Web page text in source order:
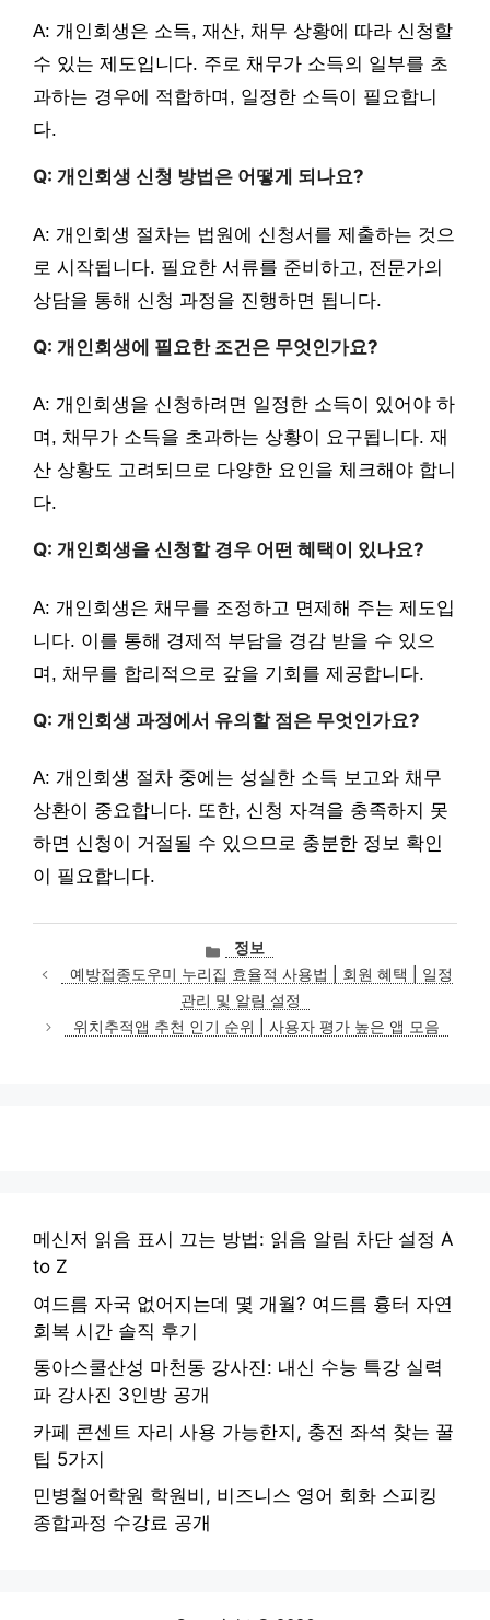
A: 개인회생은 소득, 재산, 채무 상황에 따라 신청할
수 있는 제도입니다. 주로 채무가 소득의 일부를 초
과하는 경우에 적합하며, 일정한 소득이 필요합니
다.
Q: 개인회생 신청 방법은 어떻게 되나요?
A: 개인회생 절차는 법원에 신청서를 제출하는 것으
로 시작됩니다. 필요한 서류를 준비하고, 전문가의
상담을 통해 신청 과정을 진행하면 됩니다.
Q: 개인회생에 필요한 조건은 무엇인가요?
A: 개인회생을 신청하려면 일정한 소득이 있어야 하
며, 채무가 소득을 초과하는 상황이 요구됩니다. 재
산 상황도 고려되므로 다양한 요인을 체크해야 합니
다.
Q: 개인회생을 신청할 경우 어떤 혜택이 있나요?
A: 개인회생은 채무를 조정하고 면제해 주는 제도입
니다. 이를 통해 경제적 부담을 경감 받을 수 있으
며, 채무를 합리적으로 갚을 기회를 제공합니다.
Q: 개인회생 과정에서 유의할 점은 무엇인가요?
A: 개인회생 절차 중에는 성실한 소득 보고와 채무
상환이 중요합니다. 또한, 신청 자격을 충족하지 못
하면 신청이 거절될 수 있으므로 충분한 정보 확인
이 필요합니다.
카
테
고
리
정보
예방접종도우미 누리집 효율적 사용법 | 회원 혜택 | 일정
관리 및 알림 설정
위치추적앱 추천 인기 순위 | 사용자 평가 높은 앱 모음
메신저 읽음 표시 끄는 방법: 읽음 알림 차단 설정 A
to Z
여드름 자국 없어지는데 몇 개월? 여드름 흉터 자연
회복 시간 솔직 후기
동아스쿨산성 마천동 강사진: 내신 수능 특강 실력
파 강사진 3인방 공개
카페 콘센트 자리 사용 가능한지, 충전 좌석 찾는 꿀
팁 5가지
민병철어학원 학원비, 비즈니스 영어 회화 스피킹
종합과정 수강료 공개